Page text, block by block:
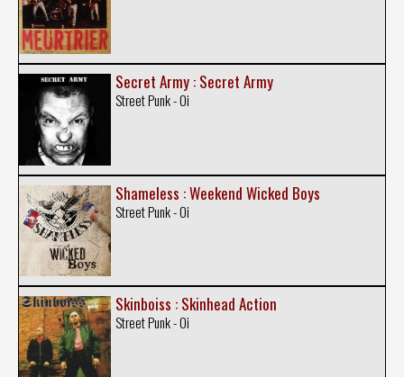
Secret Army : Secret Army
Street Punk - Oi
Shameless : Weekend Wicked Boys
Street Punk - Oi
Skinboiss : Skinhead Action
Street Punk - Oi